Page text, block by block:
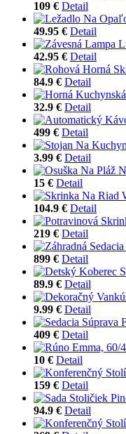
109 € Detail
49.95 € Detail
42.95 € Detail
84.9 € Detail
32.9 € Detail
499 € Detail
3.99 € Detail
15 € Detail
104.9 € Detail
219 € Detail
899 € Detail
89.9 € Detail
9.99 € Detail
409 € Detail
10 € Detail
159 € Detail
94.9 € Detail